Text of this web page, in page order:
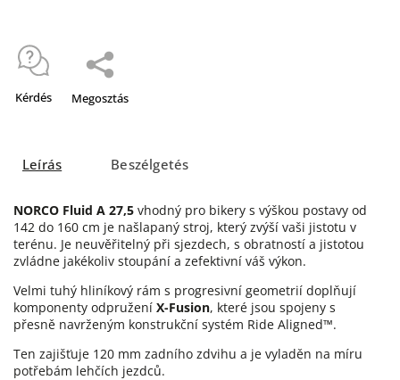
Kérdés Megosztás
Leírás Beszélgetés
NORCO Fluid A 27,5 vhodný pro bikery s výškou postavy od
142 do 160 cm je našlapaný stroj, který zvýší vaši jistotu v
terénu. Je neuvěřitelný při sjezdech, s obratností a jistotou
zvládne jakékoliv stoupání a zefektivní váš výkon.
Velmi tuhý hliníkový rám s progresivní geometrií doplňují
komponenty odpružení X-Fusion, které jsou spojeny s
přesně navrženým konstrukční systém Ride Aligned™.
Ten zajišťuje 120 mm zadního zdvihu a je vyladěn na míru
potřebám lehčích jezdců.